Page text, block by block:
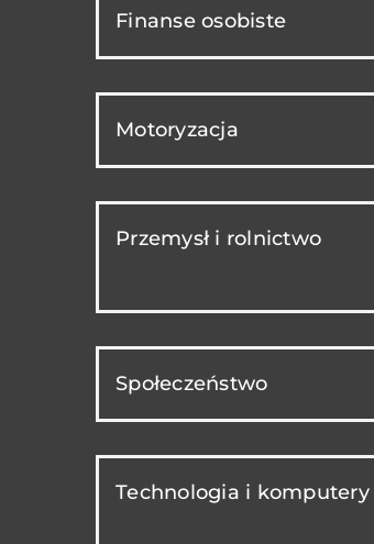
Finanse osobiste
Motoryzacja
Przemysł i rolnictwo
Społeczeństwo
Technologia i komputery